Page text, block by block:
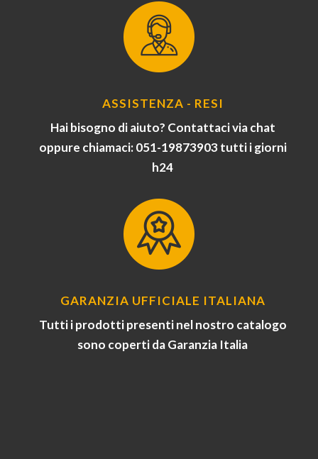
ASSISTENZA - RESI
Hai bisogno di aiuto? Contattaci via chat
oppure chiamaci: 051-19873903 tutti i giorni
h24
GARANZIA UFFICIALE ITALIANA
Tutti i prodotti presenti nel nostro catalogo
sono coperti da Garanzia Italia